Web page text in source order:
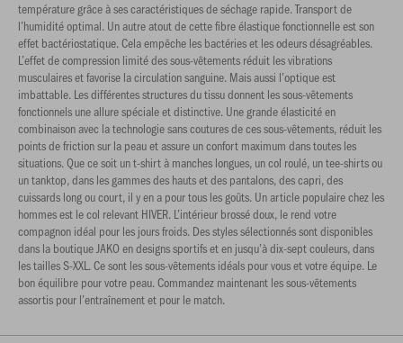
température grâce à ses caractéristiques de séchage rapide. Transport de
l’humidité optimal. Un autre atout de cette fibre élastique fonctionnelle est son
effet bactériostatique. Cela empêche les bactéries et les odeurs désagréables.
L’effet de compression limité des sous-vêtements réduit les vibrations
musculaires et favorise la circulation sanguine. Mais aussi l’optique est
imbattable. Les différentes structures du tissu donnent les sous-vêtements
fonctionnels une allure spéciale et distinctive. Une grande élasticité en
combinaison avec la technologie sans coutures de ces sous-vêtements, réduit les
points de friction sur la peau et assure un confort maximum dans toutes les
situations. Que ce soit un t-shirt à manches longues, un col roulé, un tee-shirts ou
un tanktop, dans les gammes des hauts et des pantalons, des capri, des
cuissards long ou court, il y en a pour tous les goûts. Un article populaire chez les
hommes est le col relevant HIVER. L’intérieur brossé doux, le rend votre
compagnon idéal pour les jours froids. Des styles sélectionnés sont disponibles
dans la boutique JAKO en designs sportifs et en jusqu’à dix-sept couleurs, dans
les tailles S-XXL. Ce sont les sous-vêtements idéals pour vous et votre équipe. Le
bon équilibre pour votre peau. Commandez maintenant les sous-vêtements
assortis pour l’entraînement et pour le match.